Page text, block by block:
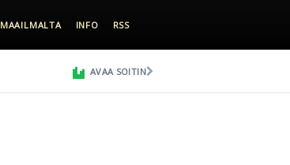
MAAILMALTA INFO RSS
AVAA SOITIN